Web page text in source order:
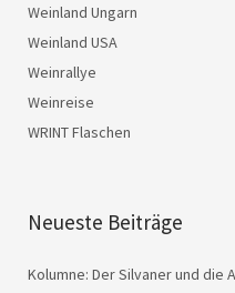
Weinland Ungarn
Weinland USA
Weinrallye
Weinreise
WRINT Flaschen
Neueste Beiträge
Kolumne: Der Silvaner und die